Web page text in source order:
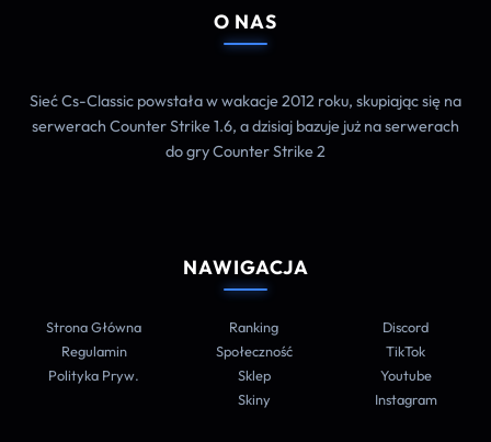
O NAS
Sieć Cs-Classic powstała w wakacje 2012 roku, skupiając się na
serwerach Counter Strike 1.6, a dzisiaj bazuje już na serwerach
do gry Counter Strike 2
NAWIGACJA
Strona Główna
Regulamin
Polityka Pryw.
Ranking
Społeczność
Sklep
Skiny
Discord
TikTok
Youtube
Instagram